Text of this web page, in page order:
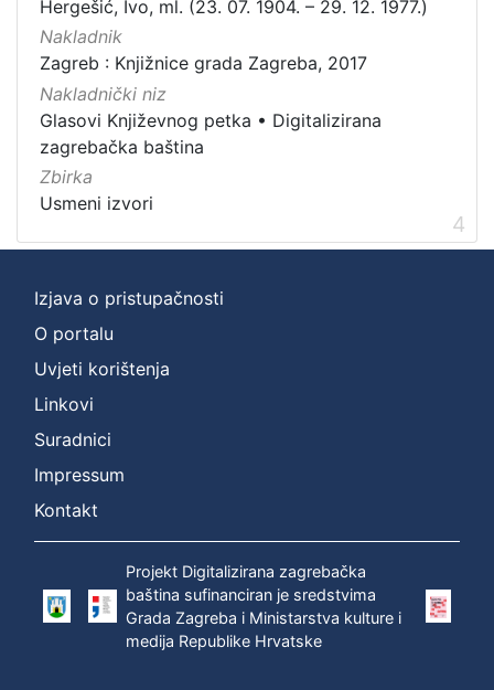
Hergešić, Ivo, ml. (23. 07. 1904. – 29. 12. 1977.)
Nakladnik
Zagreb : Knjižnice grada Zagreba, 2017
Nakladnički niz
Glasovi Književnog petka • Digitalizirana
zagrebačka baština
Zbirka
Usmeni izvori
4
Izjava o pristupačnosti
O portalu
Uvjeti korištenja
Linkovi
Suradnici
Impressum
Kontakt
Projekt Digitalizirana zagrebačka
baština sufinanciran je sredstvima
Grada Zagreba i Ministarstva kulture i
medija Republike Hrvatske